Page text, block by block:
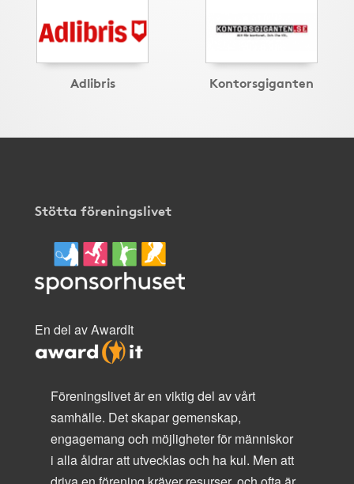
Adlibris Kontorsgiganten
Stötta föreningslivet
En del av AwardIt
Föreningslivet är en viktig del av vårt
samhälle. Det skapar gemenskap,
engagemang och möjligheter för människor
i alla åldrar att utvecklas och ha kul. Men att